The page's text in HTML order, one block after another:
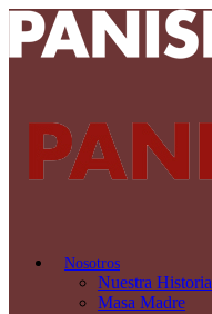
Nosotros
Nuestra Historia
Masa Madre